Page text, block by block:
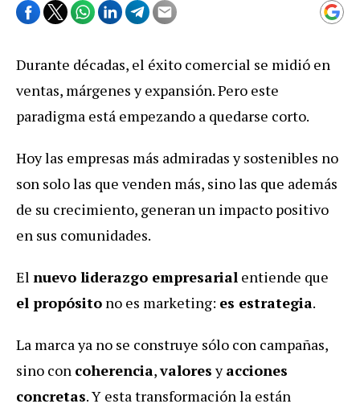
Durante décadas, el éxito comercial se midió en
ventas, márgenes y expansión. Pero este
paradigma está empezando a quedarse corto.
Hoy las empresas más admiradas y sostenibles no
son solo las que venden más, sino las que además
de su crecimiento, generan un impacto positivo
en sus comunidades.
El nuevo liderazgo empresarial entiende que
el propósito no es marketing: es estrategia.
La marca ya no se construye sólo con campañas,
sino con coherencia,valoresyacciones
concretas. Y esta transformación la están